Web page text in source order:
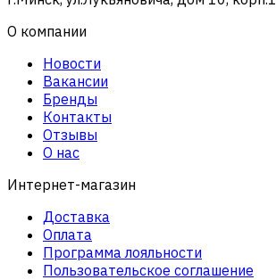
О компании
Новости
Вакансии
Бренды
Контакты
Отзывы
О нас
Интернет-магазин
Доставка
Оплата
Программа лояльности
Пользовательское соглашение